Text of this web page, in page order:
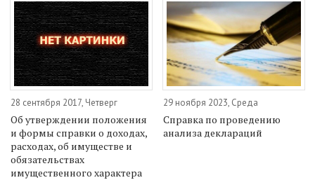
28 сентября 2017, Четверг
Об утверждении положения
и формы справки о доходах,
расходах, об имуществе и
обязательствах
имущественного характера
29 ноября 2023, Среда
Справка по проведению
анализа деклараций